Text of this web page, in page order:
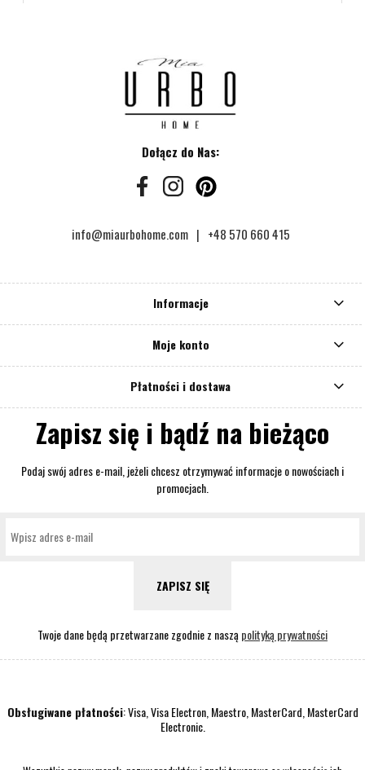
Dołącz do Nas:
info@miaurbohome.com +48 570 660 415
Informacje
Moje konto
Płatności i dostawa
Zapisz się i bądź na bieżąco
Podaj swój adres e-mail, jeżeli chcesz otrzymywać informacje o nowościach i
promocjach.
ZAPISZ SIĘ
Twoje dane będą przetwarzane zgodnie z naszą polityką prywatności
Obsługiwane płatności: Visa, Visa Electron, Maestro, MasterCard, MasterCard
Electronic.